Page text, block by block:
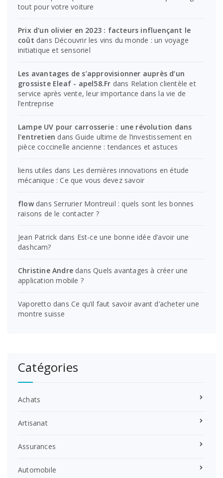
tout pour votre voiture
Prix d'un olivier en 2023 : facteurs influençant le
coût dans Découvrir les vins du monde : un voyage
initiatique et sensoriel
Les avantages de s’approvisionner auprès d’un
grossiste Eleaf - apel58.Fr dans Relation clientèle et
service après vente, leur importance dans la vie de
l’entreprise
Lampe UV pour carrosserie : une révolution dans
l'entretien dans Guide ultime de l’investissement en
pièce coccinelle ancienne : tendances et astuces
liens utiles dans Les dernières innovations en étude
mécanique : Ce que vous devez savoir
flowdans Serrurier Montreuil : quels sont les bonnes
raisons de le contacter ?
Jean Patrick dans Est-ce une bonne idée d’avoir une
dashcam?
Christine Andre dansQuels avantages à créer une
application mobile ?
Vaporetto dansCe qu’il faut savoir avant d’acheter une
montre suisse
Catégories
Achats
Artisanat
Assurances
Automobile